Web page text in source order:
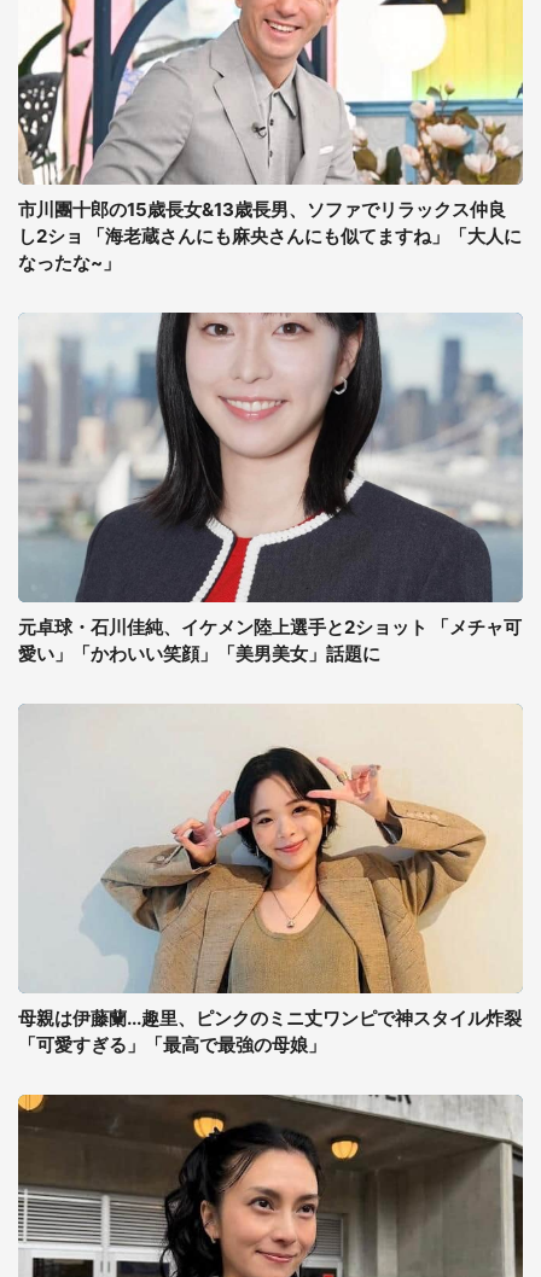
市川團十郎の15歳長女&13歳長男、ソファでリラックス仲良
し2ショ 「海老蔵さんにも麻央さんにも似てますね」「大人に
なったな~」
元卓球・石川佳純、イケメン陸上選手と2ショット 「メチャ可
愛い」「かわいい笑顔」「美男美女」話題に
母親は伊藤蘭...趣里、ピンクのミニ丈ワンピで神スタイル炸裂
「可愛すぎる」「最高で最強の母娘」